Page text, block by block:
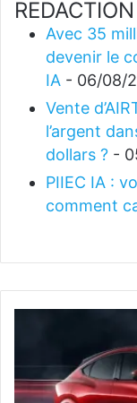
Avec 35
devenir le
IA - 06/08/
Vente
l’argent
dollars ? -
PIIEC IA :
comment